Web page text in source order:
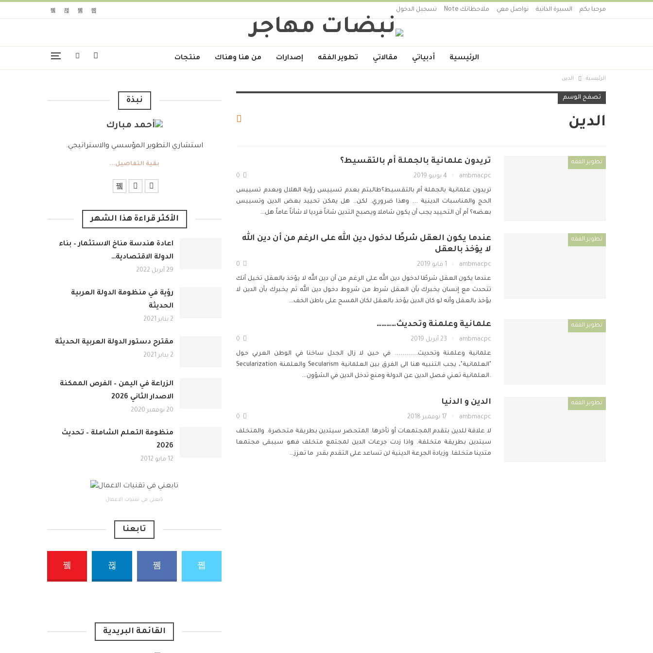
مرحبا بكم السيرة الذاتية تواصل معي ملاحظاتك Note تسجيل الدخول
الرئيسية أدبياتي مقالاتي تطوير الفقه إصدارات من هنا وهناك منتجات
الرئيسية الدين
تصفح الوسم
الدين
تطوير الفقه تريدون علمانية بالجملة أم بالتقسيط؟
ambmacpc 4 يونيو 2019
تريدون علمانية بالجملة أم بالتقسيط؟طالبتم بعدم تسييس رؤية الهلال وبعدم تسييس
الحج والمناسبات الدينية ... وهذا ضروري. لكن.. هل يمكن تحييد بعض الدين وتسييس
بعضه؟ أم أن التحييد يجب أن يكون شاملا ويصبح التدين شاناً فرديا لا شأناً عاماً.هل…
تطوير الفقه
عندما يكون العقل شرطًا لدخول دين الله على الرغم من أن دين الله
لا يؤخذ بالعقل
ambmacpc 1 مايو 2019
عندما يكون العقل شرطًا لدخول دين الله على الرغم من أن دين الله لا يؤخذ بالعقل تخيل أنك
تتحدث مع إنسان يخبرك بأن العقل شرط من شروط دخول دين الله ثم يخبرك بأن الدين لا
يؤخذ بالعقل وأنه لو كان الدين يؤخذ بالعقل لكان المسح على باطن الخف…
تطوير الفقه علمانية وعلمنة وتحديث…………
ambmacpc 23 أبريل 2019
علمانية وعلمنة وتحديث............ في حين لا زال الجدل ساخنا في الوطن العربي حول
"العلمانية"، يجب التنبيه هنا الى الفرق بين العلمانية Secularism والعلمنة Secularization
.العلمانية تعني فصل الدين عن الدولة ومنع تدخل الدين في الشؤون…
تطوير الفقه الدين و الدنيا
ambmacpc 17 نوفمبر 2018
لا علاقة للدين بتقدم المجتمعات أو تأخرها. المتحضر سيتدين بطريقة متحضرة. والمتخلف
سيتدين بطريقة متخلفة. واذا زدت جرعات الدين لمجتمع متخلف فهو سيبقى مجتمعا
متدينا متخلفا. وزيادة الجرعة الدينية لن تساعد على التقدم بقدر ما تعزز…
نبذة
استشاري التطوير المؤسسي والاستراتيجي.
بقية التفاصيل...
الأكثر قراءة هذا الشهر
اعادة هندسة مناخ الاستثمار – بناء
الدولة الاقتصادية…
29 أبريل 2022
رؤية في منظومة الدولة العربية
الحديثة
2 يناير 2021
مقترح دستور الدولة العربية الحديثة
2 يناير 2021
الزراعة في اليمن – الفرص الممكنة
الاصدار الثاني 2026
20 نوفمبر 2020
منظومة التعلم الشاملة – تحديث
2026
12 مايو 2012
تابعني في تقنيات الاعمال
تابعنا
القائمة البريدية